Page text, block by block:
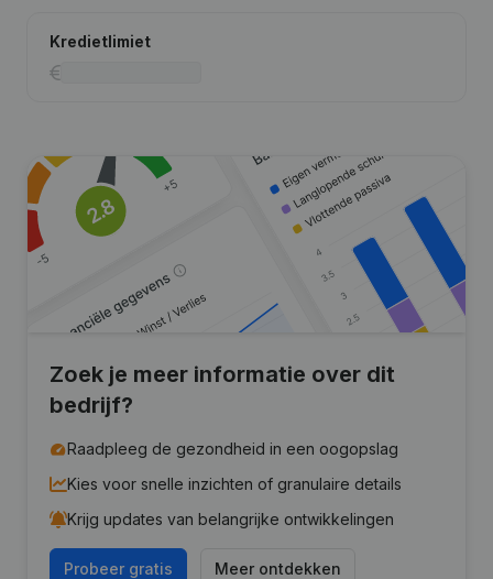
Kredietlimiet
Zoek je meer informatie over dit
bedrijf?
Raadpleeg de gezondheid in een oogopslag
Kies voor snelle inzichten of granulaire details
Krijg updates van belangrijke ontwikkelingen
Probeer gratis Meer ontdekken